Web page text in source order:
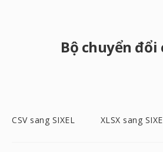
Bộ chuyển đổi
CSV sang SIXEL XLSX sang